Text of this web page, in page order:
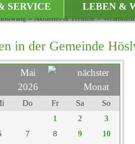
SERVICE LEBEN &
>Aktuelles & Termine>
in der Gemeinde
Mai
2026
Do Fr Sa
So
1
2
3
7 8 9
10